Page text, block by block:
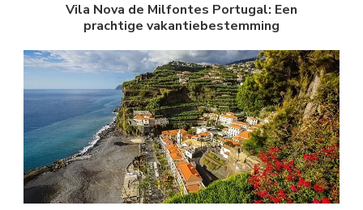
Vila Nova de Milfontes Portugal: Een
prachtige vakantiebestemming